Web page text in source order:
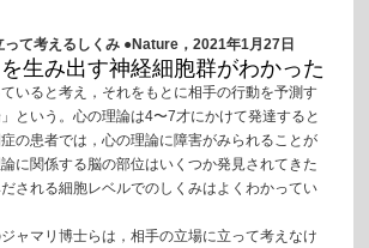
って考えるしくみ ●Nature，2021年1月27日
を生み出す神経細胞群がわかった
いると考え，それをもとに相手の行動を予測す
という。心の理論は4〜7才にかけて発達すると
の患者では，心の理論に障害がみられることが
に関係する脳の部位はいくつか発見されてきた
される細胞レベルでのしくみはよくわかってい
ャマリ博士らは，相手の立場に立って考えなけ